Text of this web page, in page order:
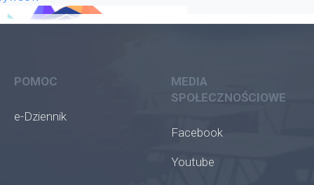
POMOC
e-Dziennik
MEDIA
SPOŁECZNOŚCIOWE
Facebook
Youtube